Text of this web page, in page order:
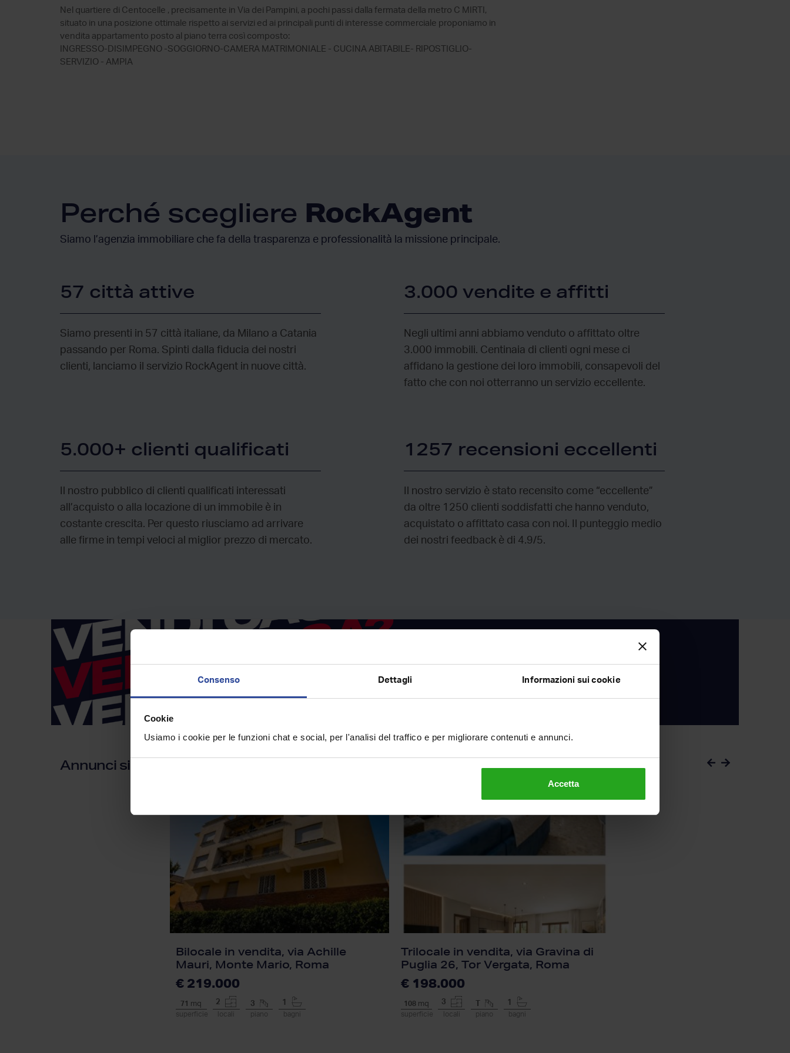
Consenso Dettagli Informazioni sui cookie
Cookie
Usiamo i cookie per le funzioni chat e social, per l'analisi del traffico e per migliorare contenuti e annunci.
Accetta
Nel quartiere di Centocelle , precisamente in Via dei Pampini, a pochi passi dalla fermata della metro C MIRTI,
situato in una posizione ottimale rispetto ai servizi ed ai principali punti di interesse commerciale proponiamo in
vendita appartamento posto al piano terra così composto:
INGRESSO-DISIMPEGNO -SOGGIORNO-CAMERA MATRIMONIALE - CUCINA ABITABILE- RIPOSTIGLIO-
SERVIZIO - AMPIA
Perché scegliere RockAgent
Siamo l’agenzia immobiliare che fa della trasparenza e professionalità la missione principale.
57 città attive
Siamo presenti in 57 città italiane, da Milano a Catania
passando per Roma. Spinti dalla fiducia dei nostri
clienti, lanciamo il servizio RockAgent in nuove città.
3.000 vendite e affitti
Negli ultimi anni abbiamo venduto o affittato oltre
3.000 immobili. Centinaia di clienti ogni mese ci
affidano la gestione dei loro immobili, consapevoli del
fatto che con noi otterranno un servizio eccellente.
5.000+ clienti qualificati
Il nostro pubblico di clienti qualificati interessati
all’acquisto o alla locazione di un immobile è in
costante crescita. Per questo riusciamo ad arrivare
alle firme in tempi veloci al miglior prezzo di mercato.
1257 recensioni eccellenti
Il nostro servizio è stato recensito come “eccellente”
da oltre 1250 clienti soddisfatti che hanno venduto,
acquistato o affittato casa con noi. Il punteggio medio
dei nostri feedback è di 4.9/5.
vendi il tuo immobile
al miglior prezzo
SCOPRI COME
Annunci simili
Bilocale in vendita, via Achille
Mauri, Monte Mario, Roma
€ 219.000
71 mq
superficie
2
locali
3
piano
1
bagni
Trilocale in vendita, via Gravina di
Puglia 26, Tor Vergata, Roma
€ 198.000
108 mq
superficie
3
locali piano
1
bagni